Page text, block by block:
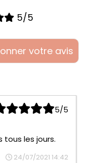
5/5
votre avis
5/5
tous les jours.
24/07/2021 14:42